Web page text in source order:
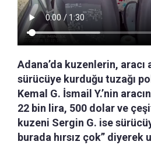
Adana’da kuzenlerin, aracı
sürücüye kurduğu tuzağı
Kemal G. İsmail Y.’nin
22 bin lira, 500 dolar ve
kuzeni Sergin G. ise
burada hırsız çok” diyerek